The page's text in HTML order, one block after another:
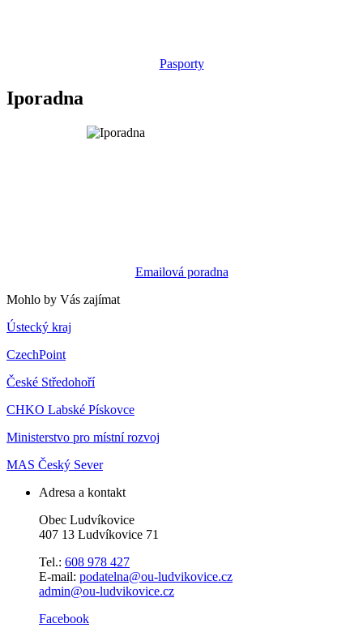
Pasporty
Iporadna
Emailová poradna
Mohlo by Vás zajímat
Ústecký kraj
CzechPoint
České Středohoří
CHKO Labské Pískovce
Ministerstvo pro místní rozvoj
MAS Český Sever
Adresa a kontakt
Obec Ludvíkovice
407 13 Ludvíkovice 71
Tel.: 608 978 427
E-mail: podatelna@ou-ludvikovice.cz
admin@ou-ludvikovice.cz
Facebook